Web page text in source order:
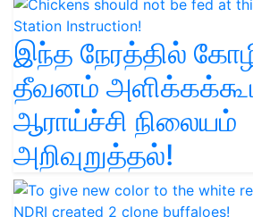
இந்த நேரத்தில்
தீவனம்
ஆராய்ச்சி நிலையம்
அறிவுறுத்தல்!